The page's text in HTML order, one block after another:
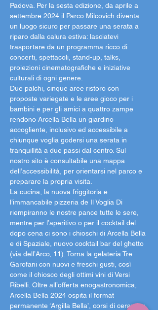
Padova. Per la sesta edizione, da aprile a
settembre 2024 il Parco Milcovich diventa
un luogo sicuro per passare una serata a
riparo dalla calura estiva: lasciatevi
trasportare da un programma ricco di
concerti, spettacoli, stand-up, talks,
proiezioni cinematografiche e iniziative
culturali di ogni genere.
Due palchi, cinque aree ristoro con
proposte variegate e le aree gioco per i
bambini e per gli amici a quattro zampe
rendono Arcella Bella un giardino
accogliente, inclusivo ed accessibile a
chiunque voglia godersi una serata in
tranquillità a due passi dal centro. Sul
nostro sito è consultabile una mappa
dell’accessibilità, per orientarsi nel parco e
preparare la propria visita.
La cucina, la nuova friggitoria e
l’immancabile pizzeria de Il Voglia Di
riempiranno le nostre pance tutte le sere,
mentre per l’aperitivo o per il cocktail del
dopo cena ci sono i chioschi di Arcella Bella
e di Spaziale, nuovo cocktail bar del ghetto
(via dell’Arco, 11). Torna la gelateria Tre
Garofani con nuovi e freschi gusti, così
come il chiosco degli ottimi vini di Versi
Ribelli. Oltre all’offerta enogastronomica,
Arcella Bella 2024 ospita il format
permanente ‘Argilla Bella’, corsi di ceramica